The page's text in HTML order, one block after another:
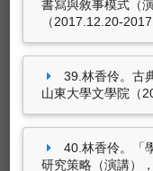
書寫與敘事模式（
（2017.12.20-
39.林香伶。古
山東大學文學院（
40.林香伶。「
研究策略（演講）